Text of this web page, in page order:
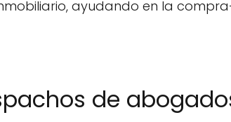
ayudando en la
de